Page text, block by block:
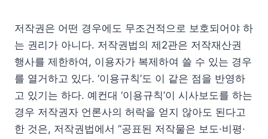
저작권은 어떤 경우에도 무조건적으로 보호되어야 하
는 권리가 아니다. 저작권법의 제2관은 저작재산권
행사를 제한하여, 이용자가 복제하여 쓸 수 있는 경우
를 열거하고 있다. ‘이용규칙’도 이 같은 점을 반영하
고 있기는 하다. 예컨대 ‘이용규칙’이 시사보도를 하는
경우 저작권자 언론사의 허락을 얻지 않아도 된다고
한 것은, 저작권법에서 “공표된 저작물은 보도·비평·